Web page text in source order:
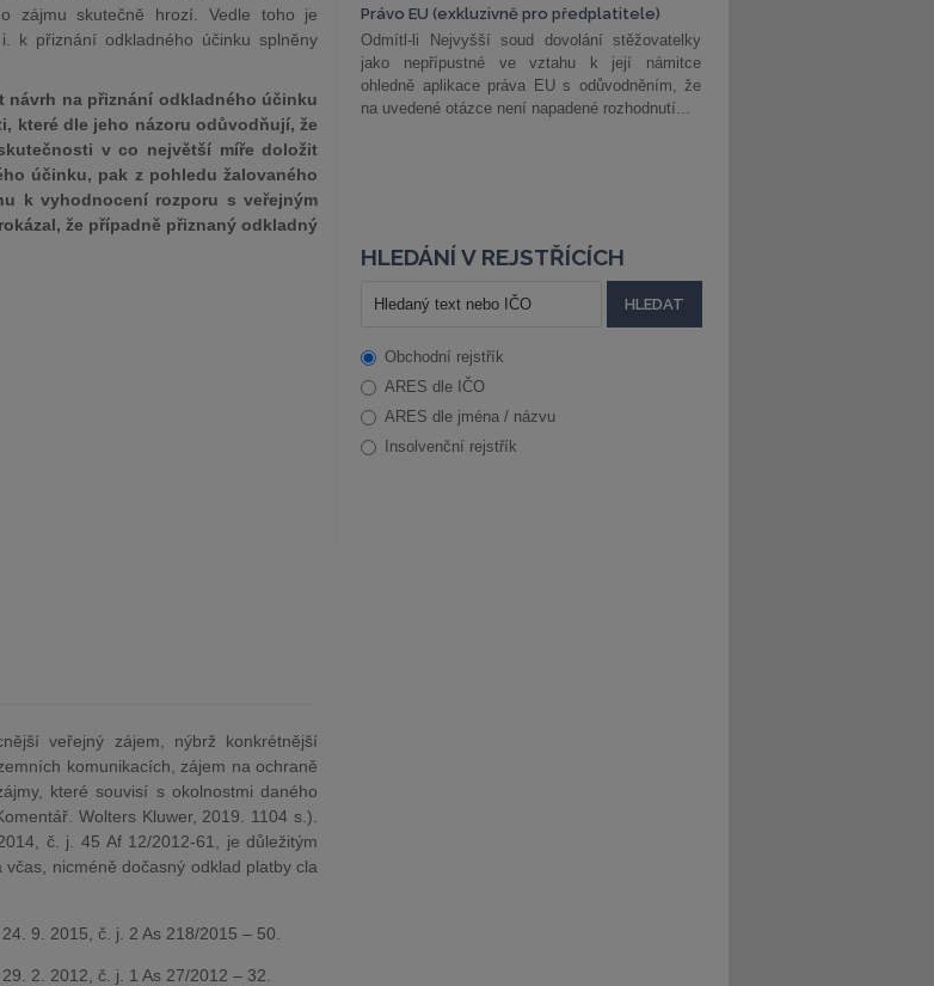
zájmu skutečně hrozí. Vedle toho je
k přiznání odkladného účinku splněny
návrh na přiznání odkladného účinku
které dle jeho názoru odůvodňují, že
v co největší míře doložit
účinku, pak z pohledu žalovaného
k vyhodnocení rozporu s veřejným
že případně přiznaný odkladný
veřejný zájem, nýbrž konkrétnější
komunikacích, zájem na ochraně
které souvisí s okolnostmi daného
Wolters Kluwer, 2019. 1104 s.).
č. j. 45 Af 12/2012-61, je důležitým
nicméně dočasný odklad platby cla
9. 2015, č. j. 2 As 218/2015 – 50.
2. 2012, č. j. 1 As 27/2012 – 32.
Právo EU (exkluzivně pro předplatitele)
Odmítl-li Nejvyšší soud dovolání stěžovatelky
jako nepřípustné ve vztahu k její námitce
ohledně aplikace práva EU s odůvodněním, že
na uvedené otázce není napadené rozhodnutí...
HLEDÁNÍ V REJSTŘÍCÍCH
Obchodní rejstřík
ARES dle IČO
ARES dle jména / názvu
Insolvenční rejstřík